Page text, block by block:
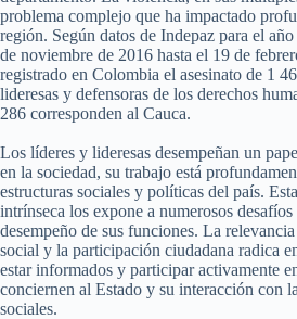
problema complejo que ha impactado
región. Según datos de Indepaz para el
de noviembre de 2016 hasta el 19 de
registrado en Colombia el asesinato de 1
lideresas y defensoras de los derechos
286 corresponden al Cauca.
Los líderes y lideresas desempeñan un
en la sociedad, su trabajo está
estructuras sociales y políticas del país.
intrínseca los expone a numerosos desafíos
desempeño de sus funciones. La
social y la participación ciudadana radica
estar informados y participar activamente
conciernen al Estado y su interacción con
sociales.